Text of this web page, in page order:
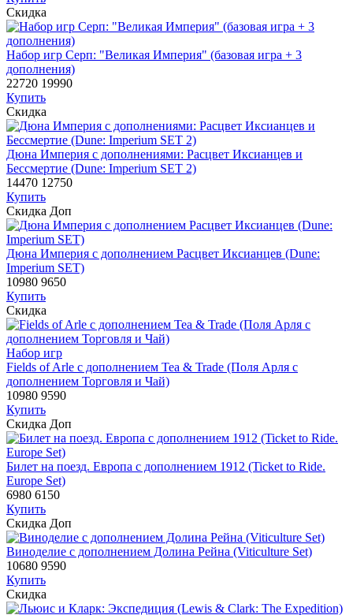
Скидка
Набор игр Серп: "Великая Империя" (базовая игра + 3
дополнения)
22720 19990
Купить
Скидка
Дюна Империя с дополнениями: Расцвет Иксианцев и
Бессмертие (Dune: Imperium SET 2)
14470 12750
Купить
Скидка Доп
Дюна Империя с дополнением Расцвет Иксианцев (Dune:
Imperium SET)
10980 9650
Купить
Скидка
Набор игр
Fields of Arle с дополнением Tea & Trade (Поля Арля с
дополнением Торговля и Чай)
10980 9590
Купить
Скидка Доп
Билет на поезд. Европа с дополнением 1912 (Ticket to Ride.
Europe Set)
6980 6150
Купить
Скидка Доп
Виноделие с дополнением Долина Рейна (Viticulture Set)
10680 9590
Купить
Скидка